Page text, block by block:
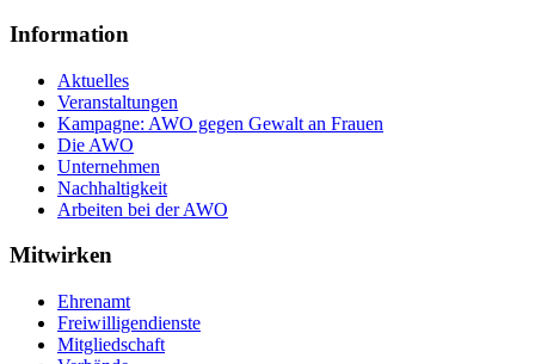
Information
Aktuelles
Veranstaltungen
Kampagne: AWO gegen Gewalt an Frauen
Die AWO
Unternehmen
Nachhaltigkeit
Arbeiten bei der AWO
Mitwirken
Ehrenamt
Freiwilligendienste
Mitgliedschaft